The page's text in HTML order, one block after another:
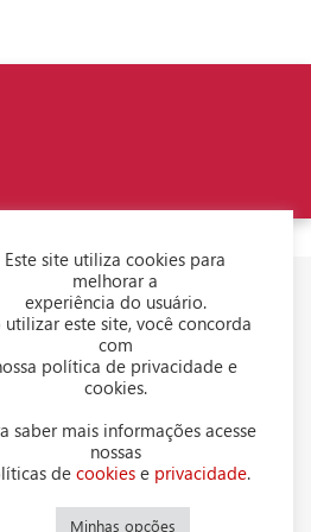
Empresarial
13199-300
Este site utiliza cookies para
melhorar a
experiência do usuário.
utilizar este site, você concorda
com
política de privacidade e
cookies.
saber mais informações acesse
nossas
decookies e privacidade.
Minhas opções